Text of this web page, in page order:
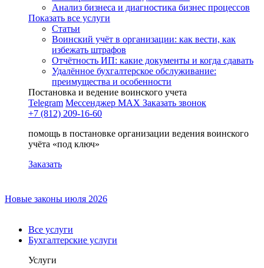
Анализ бизнеса и диагностика бизнес процессов
Показать все услуги
Статьи
Воинский учёт в организации: как вести, как
избежать штрафов
Отчётность ИП: какие документы и когда сдавать
Удалённое бухгалтерское обслуживание:
преимущества и особенности
Постановка и ведение воинского учета
Telegram Мессенджер MAX Заказать звонок
+7 (812) 209-16-60
помощь в постановке организации ведения воинского
учёта «под ключ»
Заказать
Новые законы июля 2026
Все услуги
Бухгалтерские услуги
Услуги